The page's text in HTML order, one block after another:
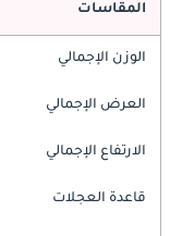
المقاسات
الوزن الإجمالي
العرض الإجمالي
الارتفاع الإجمالي
قاعدة العجلات